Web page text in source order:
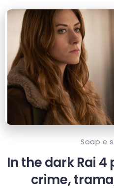
Soap e
In the dark Rai
crime,